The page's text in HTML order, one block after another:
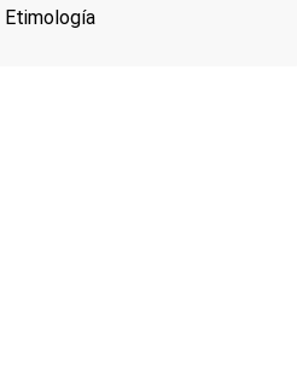
Etimología